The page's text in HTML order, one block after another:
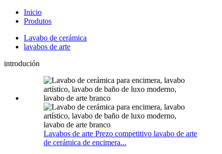
Inicio
Produtos
Lavabo de cerámica
lavabos de arte
introdución
Lavabos de arte Prezo competitivo lavabo de arte
de cerámica de encimera...